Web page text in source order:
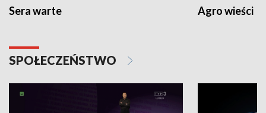
Sera warte Agro wieści
SPOŁECZEŃSTWO